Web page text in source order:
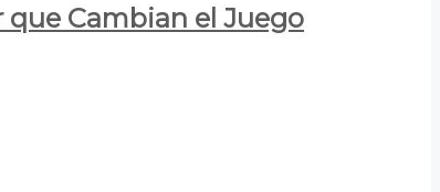
que Cambian el Juego